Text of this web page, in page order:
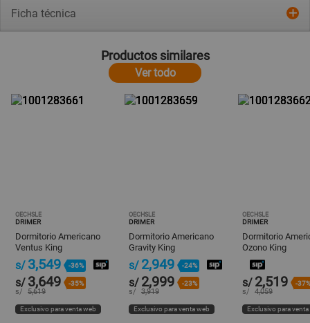
Ficha técnica
Productos similares
Ver todo
OECHSLE
DRIMER
Dormitorio Americano
Ventus King
s/ 3,549 -36%
s/ 3,649 -35%
s/ 5,619
Exclusivo para venta web
OECHSLE
DRIMER
Dormitorio Americano
Gravity King
s/ 2,949 -24%
s/ 2,999 -23%
s/ 3,919
Exclusivo para venta web
OECHSLE
DRIMER
Dormitorio
Ozono King
s/ 2,519 -37%
s/ 4,059
Exclusivo para